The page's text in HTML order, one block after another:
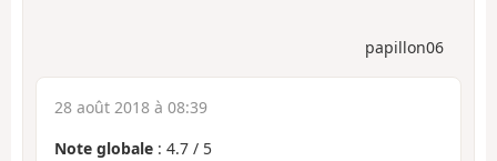
papillon06
28 août 2018 à 08:39
Note globale : 4.7 / 5